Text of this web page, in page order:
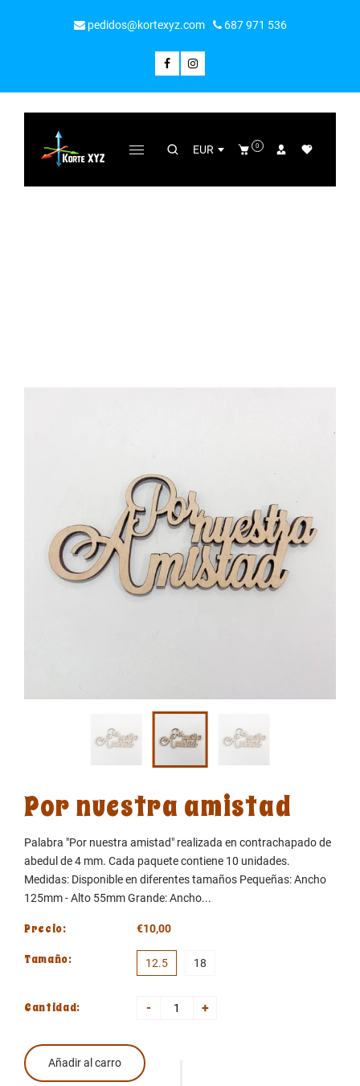
pedidos@kortexyz.com 687 971 536
EUR 0
Por nuestra amistad
Palabra "Por nuestra amistad" realizada en contrachapado de
abedul de 4 mm. Cada paquete contiene 10 unidades.
Medidas: Disponible en diferentes tamaños Pequeñas: Ancho
125mm - Alto 55mm Grande: Ancho...
Precio: €10,00
Tamaño: 12.5 18
Cantidad: - +
Añadir al carro